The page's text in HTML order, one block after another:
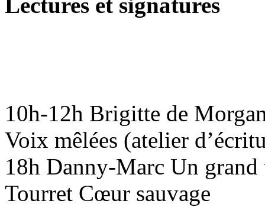
Lectures et signatures
10h-12h Brigitte de
Voix mêlées (atelier
18h Danny-Marc Un grand
Tourret Cœur sauvage